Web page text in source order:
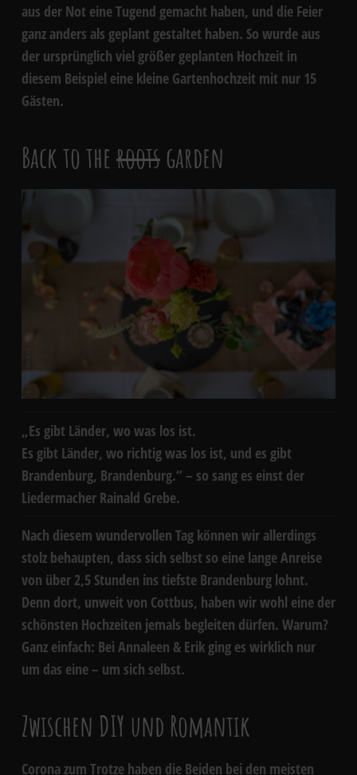
aus der Not eine Tugend gemacht haben, und die Feier
ganz anders als geplant gestaltet haben. So wurde aus
der ursprünglich viel größer geplanten Hochzeit in
diesem Beispiel eine kleine Gartenhochzeit mit nur 15
Gästen.
Back to therootsgarden
„Es gibt Länder, wo was los ist.
Es gibt Länder, wo richtig was los ist, und es gibt
Brandenburg, Brandenburg.“ – so sang es einst der
Liedermacher Rainald Grebe.
Nach diesem wundervollen Tag können wir allerdings
stolz behaupten, dass sich selbst so eine lange Anreise
von über 2,5 Stunden ins tiefste Brandenburg lohnt.
Denn dort, unweit von Cottbus, haben wir wohl eine der
schönsten Hochzeiten jemals begleiten dürfen. Warum?
Ganz einfach: Bei Annaleen & Erik ging es wirklich nur
um das eine – um sich selbst.
Zwischen DIY und Romantik
Corona zum Trotze haben die Beiden bei den meisten